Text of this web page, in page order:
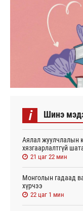
i Шинэ
Аялал жуулчлалын
хязгаарлалтгүй
21 цаг 22 мин
Монголын гадаад
хүрчээ
22 цаг 1 мин